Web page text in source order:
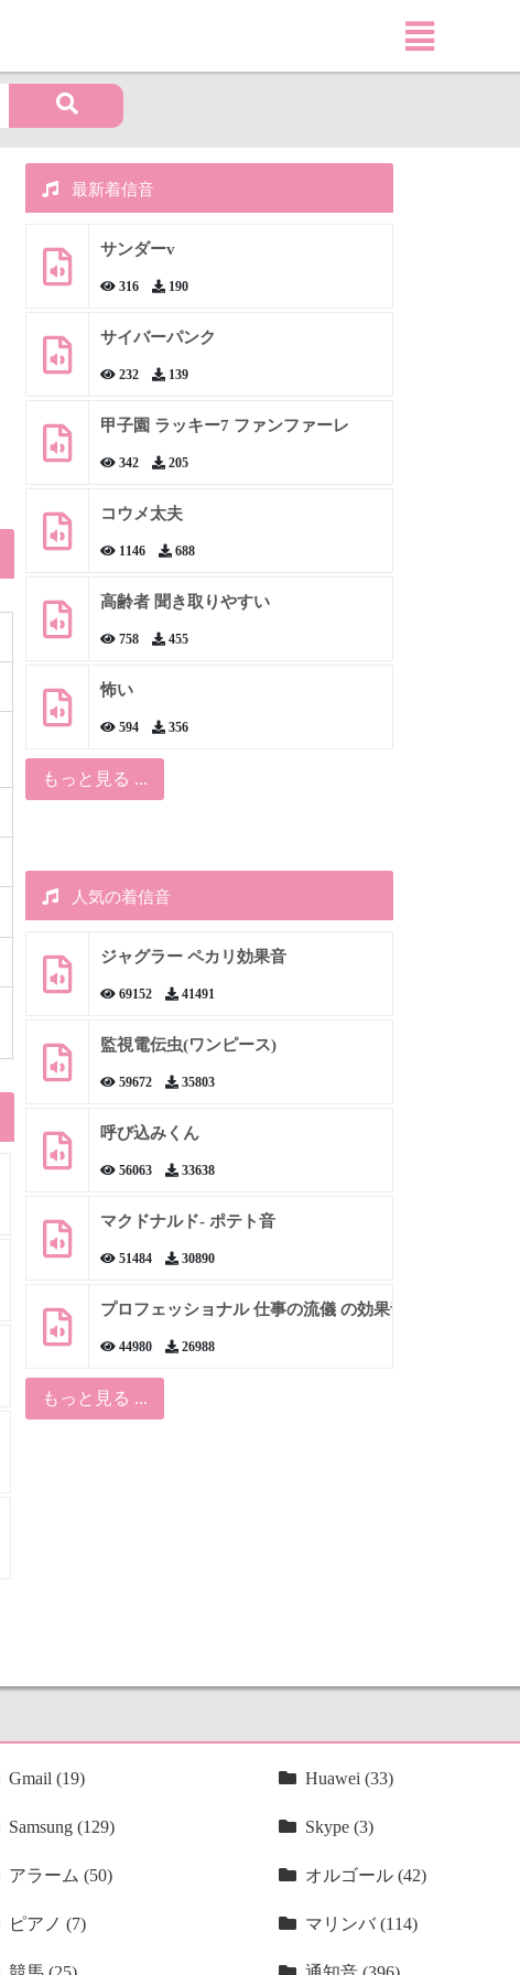
最新着信音
サンダーv
316 190
サイバーパンク
232 139
甲子園 ラッキー7 ファンファーレ
342 205
コウメ太夫
1146 688
高齢者 聞き取りやすい
758 455
怖い
594 356
もっと見る ...
人気の着信音
ジャグラー ペカリ効果音
69152 41491
監視電伝虫(ワンピース)
59672 35803
呼び込みくん
56063 33638
マクドナルド- ポテト音
51484 30890
プロフェッショナル 仕事の流儀 の効果音
44980 26988
もっと見る ...
Gmail (19) Huawei (33)
Samsung (129) Skype (3)
アラーム (50) オルゴール (42)
ピアノ (7) マリンバ (114)